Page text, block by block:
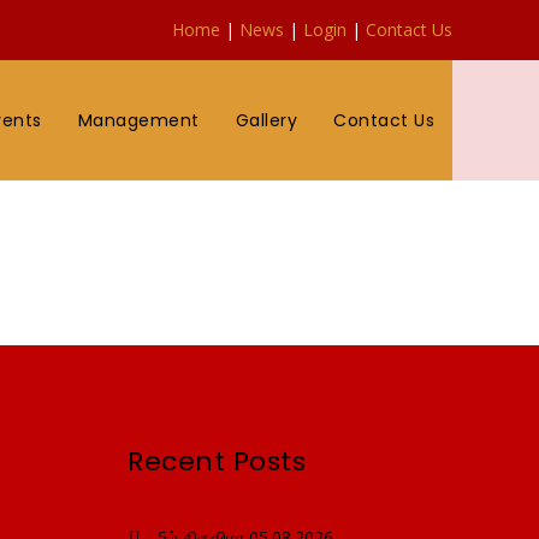
Home | News | Login | Contact Us
Management Gallery Contact Us
Recent Posts